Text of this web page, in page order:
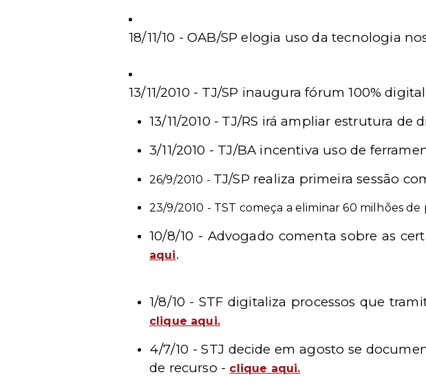
18/11/10 -OAB/SP elogia uso da tecnologia
13/11/2010 - TJ/SP inaugura fórum 100%
13/11/2010 - TJ/RS irá ampliar estrutura de
3/11/2010 - TJ/BA incentiva uso de
26/9/2010 - TJ/SP realiza primeira sessão
23/9/2010 - TST começa a eliminar 60 milhões
10/8/10 - Advogado comenta sobre as
aqui.
1/8/10 - STF digitaliza processos que
clique aqui.
4/7/10 - STJ decide em agosto se
de recurso - clique aqui.